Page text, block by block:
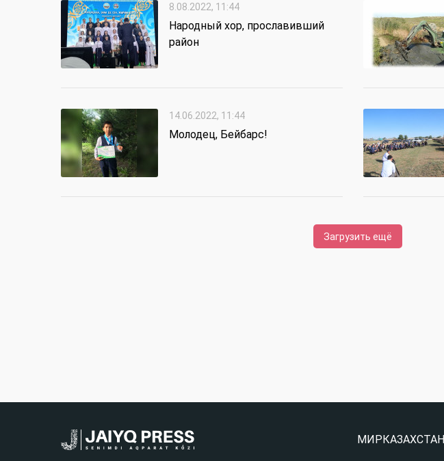
8.08.2022, 11:44
Народный хор, прославивший
район
14.06.2022, 11:44
Молодец, Бейбарс!
Загрузить ещё
МИР КАЗАХСТАН